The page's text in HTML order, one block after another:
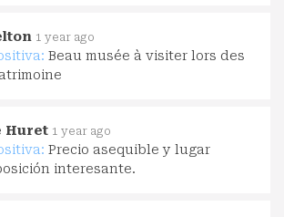
1 year ago
Beau musée à visiter lors des
Huret 1 year ago
Precio asequible y lugar
interesante.